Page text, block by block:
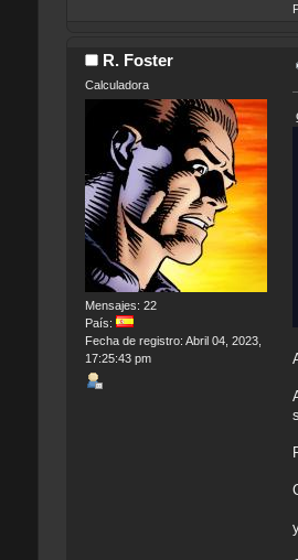
R. Foster
Calculadora
Mensajes: 22
País:
Fecha de registro: Abril 04, 2023,
17:25:43 pm